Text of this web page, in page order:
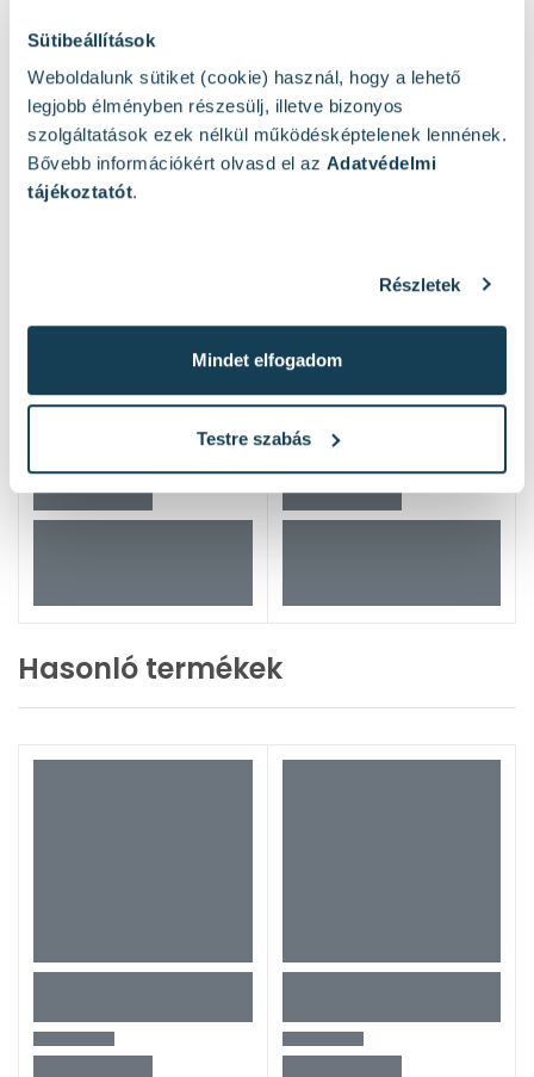
Sütibeállítások
Weboldalunk sütiket (cookie) használ, hogy a lehető
legjobb élményben részesülj, illetve bizonyos
szolgáltatások ezek nélkül működésképtelenek lennének.
Bővebb információkért olvasd el az Adatvédelmi
tájékoztatót.
Részletek
Mindet elfogadom
Testre szabás
Mások ezeket nézték
Hasonló termékek